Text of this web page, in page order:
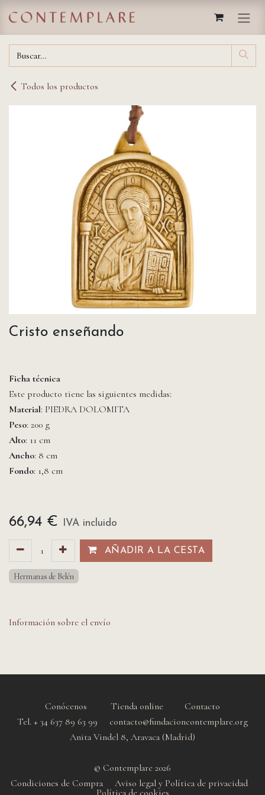
Todos los productos
Cristo enseñando
Ficha técnica
Este producto tiene las siguientes medidas:
Material: PIEDRA DOLOMITA
Peso: 200 g
Alto: 11 cm
Ancho: 8 cm
Fondo: 1,8 cm
66,94 € IVA incluido
AÑADIR A LA CESTA​​
Hermanas de Belén
Información sobre el envío
Conócenos Tienda online
Contacto
Tel. + 34 637 89 63 99 contacto@fundacioncontemplare.org
Anita Vindel 8, Aravaca (Madrid)
© Contemplare 2026
Condiciones de Compra
Aviso legal y Política de privacidad